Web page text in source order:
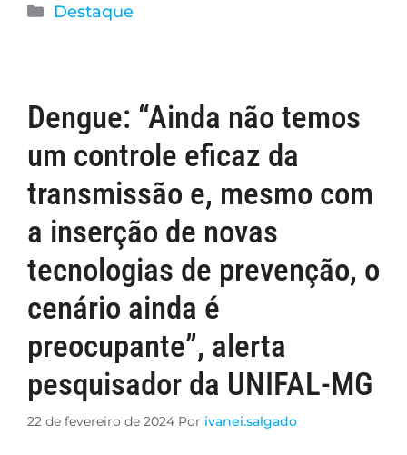
Destaque
Dengue: “Ainda não temos
um controle eficaz da
transmissão e, mesmo com
a inserção de novas
tecnologias de prevenção, o
cenário ainda é
preocupante”, alerta
pesquisador da UNIFAL-MG
22 de fevereiro de 2024 Por ivanei.salgado